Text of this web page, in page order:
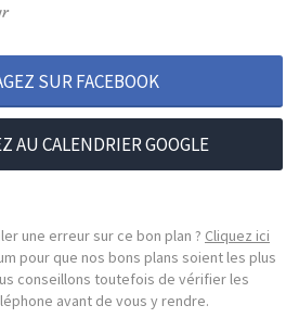
SUR FACEBOOK
AU CALENDRIER GOOGLE
une erreur sur ce bon plan ? Cliquez ici
pour que nos bons plans soient les plus
conseillons toutefois de vérifier les
avant de vous y rendre.